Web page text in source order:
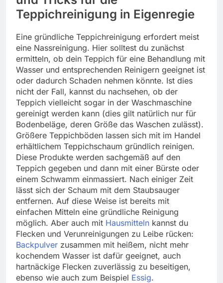
Teppichreinigung in Eigenregie
Eine gründliche Teppichreinigung erfordert meist
eine Nassreinigung. Hier solltest du zunächst
ermitteln, ob dein Teppich für eine Behandlung mit
Wasser und entsprechenden Reinigern geeignet ist
oder dadurch Schaden nehmen könnte. Ist dies
nicht der Fall, kannst du nachsehen, ob der
Teppich vielleicht sogar in der Waschmaschine
gereinigt werden kann (dies gilt natürlich nur für
Bodenbeläge, deren Größe das Waschen zulässt).
Größere Teppichböden lassen sich mit im Handel
erhältlichem Teppichschaum gründlich reinigen.
Diese Produkte werden sachgemäß auf den
Teppich gegeben und dann mit einer Bürste oder
einem Schwamm einmassiert. Nach einiger Zeit
lässt sich der Schaum mit dem Staubsauger
entfernen. Auf diese Weise ist bereits mit
einfachen Mitteln eine gründliche Reinigung
möglich. Aber auch mit Hausmitteln kannst du
Flecken und Verunreinigungen zu Leibe rücken:
Backpulver zusammen mit heißem, nicht mehr
kochendem Wasser ist dafür geeignet, auch
hartnäckige Flecken zuverlässig zu beseitigen,
ebenso wie auch zum Beispiel Essig.